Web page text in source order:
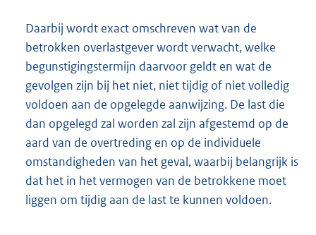
Daarbij wordt exact omschreven wat van de
betrokken overlastgever wordt verwacht, welke
begunstigingstermijn daarvoor geldt en wat de
gevolgen zijn bij het niet, niet tijdig of niet volledig
voldoen aan de opgelegde aanwijzing. De last die
dan opgelegd zal worden zal zijn afgestemd op de
aard van de overtreding en op de individuele
omstandigheden van het geval, waarbij belangrijk is
dat het in het vermogen van de betrokkene moet
liggen om tijdig aan de last te kunnen voldoen.